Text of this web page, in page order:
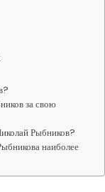
за свою
Рыбников?
наиболее